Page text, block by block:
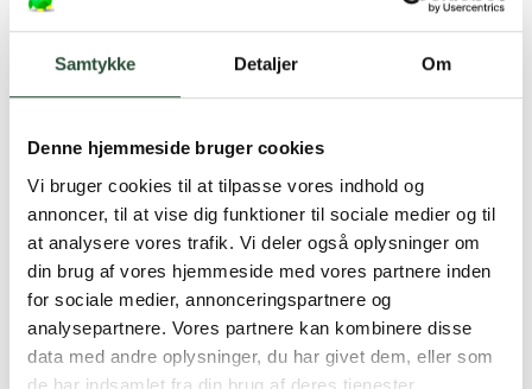
Samtykke Detaljer Om
Denne hjemmeside bruger cookies
Vi bruger cookies til at tilpasse vores indhold og
annoncer, til at vise dig funktioner til sociale medier og til
at analysere vores trafik. Vi deler også oplysninger om
din brug af vores hjemmeside med vores partnere inden
for sociale medier, annonceringspartnere og
analysepartnere. Vores partnere kan kombinere disse
data med andre oplysninger, du har givet dem, eller som
de har indsamlet fra din brug af deres tjenester.